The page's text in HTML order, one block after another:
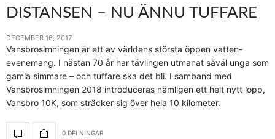
DISTANSEN – NU ÄNNU TUFFARE
DECEMBER 16, 2017
Vansbrosimningen är ett av världens största öppen vatten-
evenemang. I nästan 70 år har tävlingen utmanat såväl unga som
gamla simmare – och tuffare ska det bli. I samband med
Vansbrosimningen 2018 introduceras nämligen ett helt nytt lopp,
Vansbro 10K, som sträcker sig över hela 10 kilometer.
0 DELNINGAR